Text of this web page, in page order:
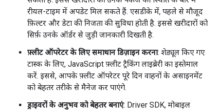
रीयल-टाइम में अपडेट मिल सकते हैं. एसडीके में, पहले से मौजूद
फ़िल्टर और डेटा की निजता की सुविधा होती है. इससे खरीदारों को
सिर्फ़ उनके ऑर्डर से जुड़ी जानकारी दिखती है.
फ़्लीट ऑपरेटर के लिए समाधान डिज़ाइन करना: शेड्यूल किए गए
टास्क के लिए, JavaScript फ़्लीट ट्रैकिंग लाइब्रेरी का इस्तेमाल
करें. इससे, आपके फ़्लीट ऑपरेटर पूरे दिन वाहनों के असाइनमेंट
को बेहतर तरीके से मैनेज कर पाएंगे.
ड्राइवरों के अनुभव को बेहतर बनाएं: Driver SDK, मोबाइल